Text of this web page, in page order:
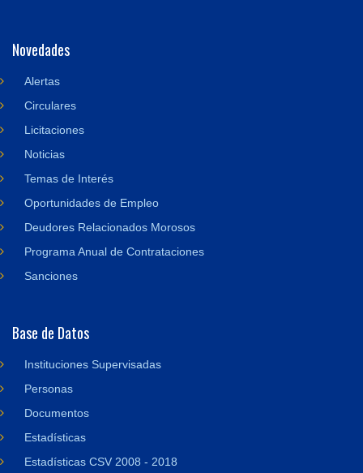
Novedades
Alertas
Circulares
Licitaciones
Noticias
Temas de Interés
Oportunidades de Empleo
Deudores Relacionados Morosos
Programa Anual de Contrataciones
Sanciones
Base de Datos
Instituciones Supervisadas
Personas
Documentos
Estadísticas
Estadísticas CSV 2008 - 2018